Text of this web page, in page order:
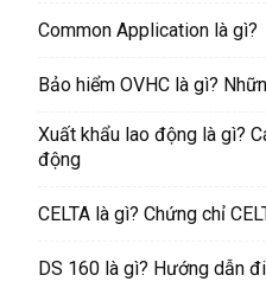
Common Application là gì?
Bảo hiểm OVHC là gì?
Xuất khẩu lao động là gì?
động
CELTA là gì? Chứng chỉ
DS 160 là gì? Hướng dẫn